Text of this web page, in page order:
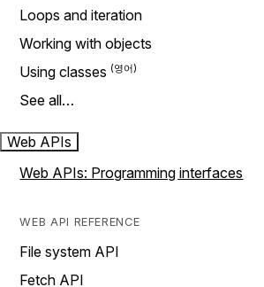
Loops and iteration
Working with objects
Using classes
See all…
Web APIs
Web APIs: Programming interfaces
WEB API REFERENCE
File system API
Fetch API